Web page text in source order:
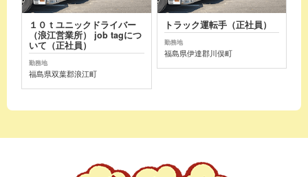
１０ｔユニックドライバー
（浪江営業所） job tagにつ
いて（正社員）
勤務地
福島県双葉郡浪江町
トラック運転手（正社員）
勤務地
福島県伊達郡川俣町